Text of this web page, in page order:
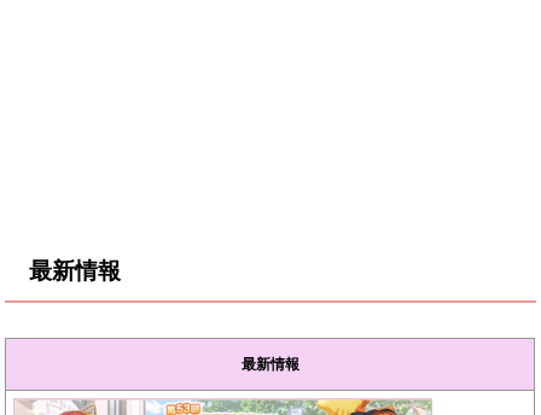
最新情報
最新情報